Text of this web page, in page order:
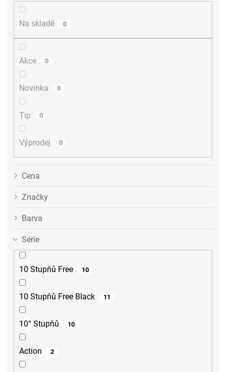
Na skladě 0
Akce 0
Novinka 0
Tip 0
Výprodej 0
Cena
Značky
Barva
Série
10 Stupňů Free 10
10 Stupňů Free Black 11
10° Stupňů 10
Action 2